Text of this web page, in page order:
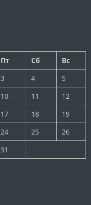
Пт Сб
Вс
3 4
5
10 11
12
17 18
19
24 25
26
31